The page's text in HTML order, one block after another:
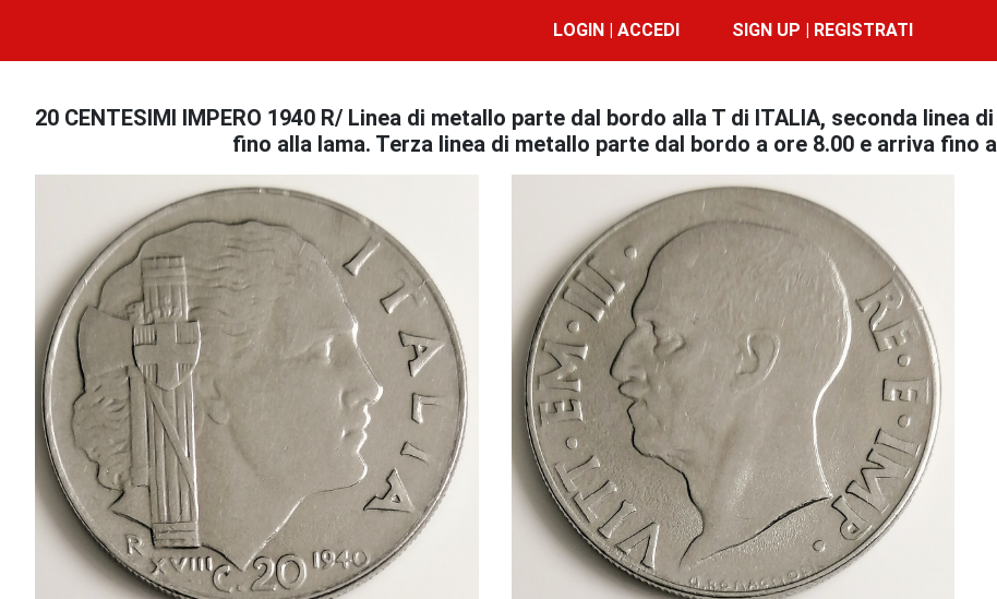
LOGIN | ACCEDI SIGN UP | REGISTRATI
20 CENTESIMI IMPERO 1940 R/ Linea di metallo parte dal bordo alla T di ITALIA, seconda linea
fino alla lama. Terza linea di metallo parte dal bordo a ore 8.00 e arriva fino